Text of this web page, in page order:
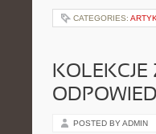
CATEGORIES:
POSTED BY ADMIN